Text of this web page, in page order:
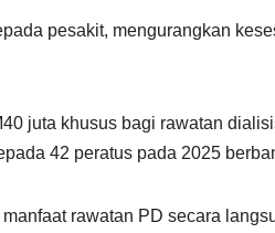
pesakit, mengurangkan
juta khusus bagi rawatan
42 peratus pada 2025
rawatan PD secara